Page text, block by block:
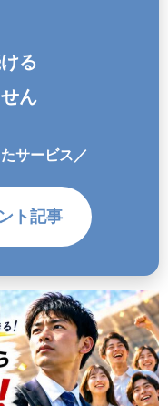
る
ん
サービス／
ト記事